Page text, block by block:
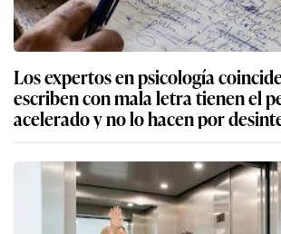
Los expertos en psicología
escriben con mala letra tienen el
acelerado y no lo hacen por